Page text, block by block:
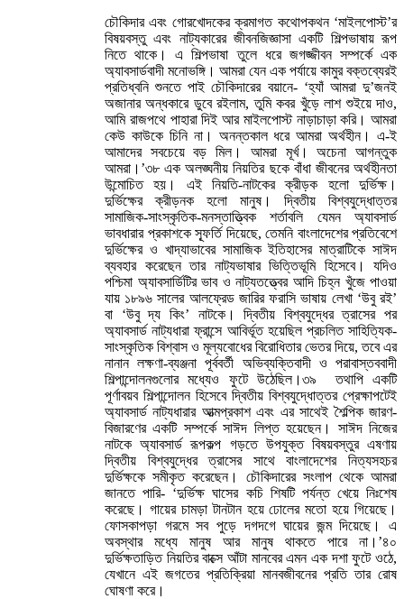
চৌকিদার এবং গোরখোদকের ক্রমাগত কথোপকথন ‘মাইলপোস্ট’র
বিষয়বস্তু এবং নাট্যকারের জীবনজিজ্ঞাসা একটি শিল্পভাষায় রূপ
নিতে থাকে। এ শিল্পভাষা তুলে ধরে জগজ্জীবন সম্পর্কে এক
অ্যাবসার্ডবাদী মনোভঙ্গি। আমরা যেন এক পর্যায়ে কামুর বক্তব্যেরই
প্রতিধ্বনি শুনতে পাই চৌকিদারের বয়ানে- ‘হ্যাঁ আমরা দু’জনই
অজানার অন্ধকারে ডুবে রইলাম, তুমি কবর খুঁড়ে লাশ শুইয়ে দাও,
আমি রাজপথে পাহারা দিই আর মাইলপোস্ট নাড়াচাড়া করি। আমরা
কেউ কাউকে চিনি না। অনন্তকাল ধরে আমরা অর্থহীন। এ-ই
আমাদের সবচেয়ে বড় মিল। আমরা মূর্খ। অচেনা আগন্তুক
আমরা।’৩৮ এক অলঙ্ঘনীয় নিয়তির ছকে বাঁধা জীবনের অর্থহীনতা
উন্মোচিত হয়। এই নিয়তি-নাটকের ক্রীড়ক হলো দুর্ভিক্ষ।
দুর্ভিক্ষের ক্রীড়নক হলো মানুষ। দ্বিতীয় বিশ্বযুদ্ধোত্তর
সামাজিক-সাংস্কৃতিক-মনস্তাত্ত্বিক শর্তাবলি যেমন অ্যাবসার্ড
ভাবধারার প্রকাশকে স্ফূর্তি দিয়েছে, তেমনি বাংলাদেশের প্রতিবেশে
দুর্ভিক্ষের ও খাদ্যাভাবের সামাজিক ইতিহাসের মাত্রাটিকে সাঈদ
ব্যবহার করেছেন তার নাট্যভাষার ভিত্তিভূমি হিসেবে। যদিও
পশ্চিমা অ্যাবসার্ডিটির ভাব ও নাট্যতত্ত্বের আদি চিহ্ন খুঁজে পাওয়া
যায় ১৮৯৬ সালের আলফ্রেড জারির ফরাসি ভাষায় লেখা ‘উবু রই’
বা ‘উবু দ্য কিং’ নাটকে। দ্বিতীয় বিশ্বযুদ্ধের ত্রাসের পর
অ্যাবসার্ড নাট্যধারা ফ্রান্সে আবির্ভূত হয়েছিল প্রচলিত সাহিত্যিক-
সাংস্কৃতিক বিশ্বাস ও মূল্যবোধের বিরোধিতার ভেতর দিয়ে, তবে এর
নানান লক্ষণা-ব্যঞ্জনা পূর্ববর্তী অভিব্যক্তিবাদী ও পরাবাস্তববাদী
শিল্পান্দোলনগুলোর মধ্যেও ফুটে উঠেছিল।৩৯ তথাপি একটি
পূর্ণাবয়ব শিল্পান্দোলন হিসেবে দ্বিতীয় বিশ্বযুদ্ধোত্তর প্রেক্ষাপটেই
অ্যাবসার্ড নাট্যধারার আত্মপ্রকাশ এবং এর সাথেই শৈল্পিক জারণ-
বিজারণের একটি সম্পর্কে সাঈদ লিপ্ত হয়েছেন। সাঈদ নিজের
নাটকে অ্যাবসার্ড রূপকল্প গড়তে উপযুক্ত বিষয়বস্তুর এষণায়
দ্বিতীয় বিশ্বযুদ্ধের ত্রাসের সাথে বাংলাদেশের নিত্যসহচর
দুর্ভিক্ষকে সমীকৃত করেছেন। চৌকিদারের সংলাপ থেকে আমরা
জানতে পারি- ‘দুর্ভিক্ষ ঘাসের কচি শিষটি পর্যন্ত খেয়ে নিঃশেষ
করেছে। গায়ের চামড়া টানটান হয়ে ঢোলের মতো হয়ে গিয়েছে।
ফোসকাপড়া গরমে সব পুড়ে দগদগে ঘায়ের জন্ম দিয়েছে। এ
অবস্থার মধ্যে মানুষ আর মানুষ থাকতে পারে না।’৪০
দুর্ভিক্ষতাড়িত নিয়তির বাক্সে আঁটা মানবের এমন এক দশা ফুটে ওঠে,
যেখানে এই জগতের প্রতিক্রিয়া মানবজীবনের প্রতি তার রোষ
ঘোষণা করে।